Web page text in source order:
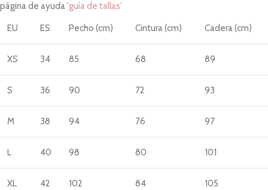
página de ayuda'guía de tallas'
EU ES Pecho (cm) Cintura (cm) Cadera (cm)
XS 34 85 68 89
S 36 90 72 93
M 38 94 76 97
L 40 98 80 101
XL 42 102 84 105